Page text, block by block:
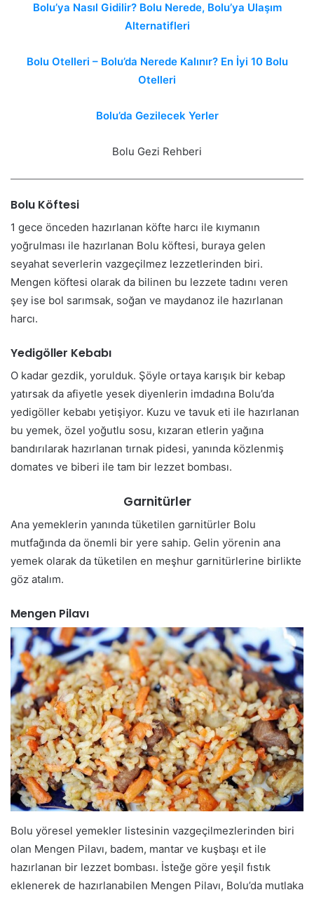
Bolu’ya Nasıl Gidilir? Bolu Nerede, Bolu’ya Ulaşım
Alternatifleri
Bolu Otelleri – Bolu’da Nerede Kalınır? En İyi 10 Bolu
Otelleri
Bolu’da Gezilecek Yerler
Bolu Gezi Rehberi
Bolu Köftesi
1 gece önceden hazırlanan köfte harcı ile kıymanın
yoğrulması ile hazırlanan Bolu köftesi, buraya gelen
seyahat severlerin vazgeçilmez lezzetlerinden biri.
Mengen köftesi olarak da bilinen bu lezzete tadını veren
şey ise bol sarımsak, soğan ve maydanoz ile hazırlanan
harcı.
Yedigöller Kebabı
O kadar gezdik, yorulduk. Şöyle ortaya karışık bir kebap
yatırsak da afiyetle yesek diyenlerin imdadına Bolu’da
yedigöller kebabı yetişiyor. Kuzu ve tavuk eti ile hazırlanan
bu yemek, özel yoğutlu sosu, kızaran etlerin yağına
bandırılarak hazırlanan tırnak pidesi, yanında közlenmiş
domates ve biberi ile tam bir lezzet bombası.
Garnitürler
Ana yemeklerin yanında tüketilen garnitürler Bolu
mutfağında da önemli bir yere sahip. Gelin yörenin ana
yemek olarak da tüketilen en meşhur garnitürlerine birlikte
göz atalım.
Mengen Pilavı
Bolu yöresel yemekler listesinin vazgeçilmezlerinden biri
olan Mengen Pilavı, badem, mantar ve kuşbaşı et ile
hazırlanan bir lezzet bombası. İsteğe göre yeşil fıstık
eklenerek de hazırlanabilen Mengen Pilavı, Bolu’da mutlaka